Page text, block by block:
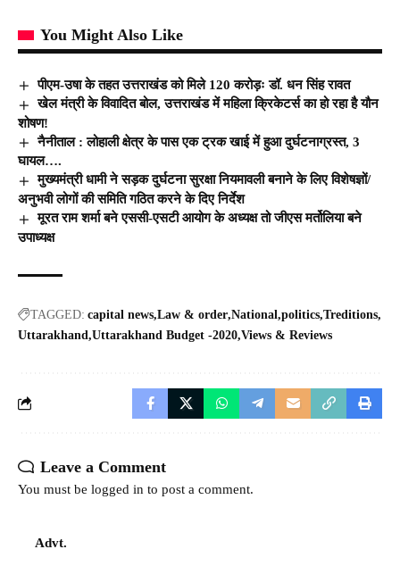
You Might Also Like
पीएम-उषा के तहत उत्तराखंड को मिले 120 करोड़ः डॉ. धन सिंह रावत
खेल मंत्री के विवादित बोल, उत्तराखंड में महिला क्रिकेटर्स का हो रहा है यौन
शोषण!
नैनीताल : लोहाली क्षेत्र के पास एक ट्रक खाई में हुआ दुर्घटनाग्रस्त, 3
घायल….
मुख्यमंत्री धामी ने सड़क दुर्घटना सुरक्षा नियमावली बनाने के लिए विशेषज्ञों/
अनुभवी लोगों की समिति गठित करने के दिए निर्देश
मूरत राम शर्मा बने एससी-एसटी आयोग के अध्यक्ष तो जीएस मर्तोलिया बने
उपाध्यक्ष
TAGGED: capital news Law & order National politics Treditions
Uttarakhand Uttarakhand Budget -2020 Views & Reviews
Leave a Comment
You must be logged in to post a comment.
Advt.